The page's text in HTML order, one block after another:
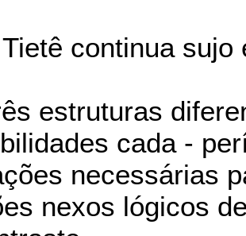
continua
estruturas
cada -
necessárias
nexos lógicos